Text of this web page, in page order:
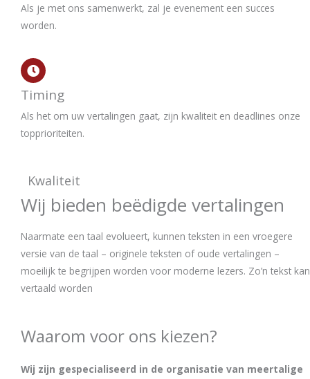
Als je met ons samenwerkt, zal je evenement een succes
worden.
Timing
Als het om uw vertalingen gaat, zijn kwaliteit en deadlines onze
topprioriteiten.
Kwaliteit
Wij bieden beëdigde vertalingen
Naarmate een taal evolueert, kunnen teksten in een vroegere
versie van de taal – originele teksten of oude vertalingen –
moeilijk te begrijpen worden voor moderne lezers. Zo’n tekst kan
vertaald worden
Waarom voor ons kiezen?
Wij zijn gespecialiseerd in de organisatie van meertalige